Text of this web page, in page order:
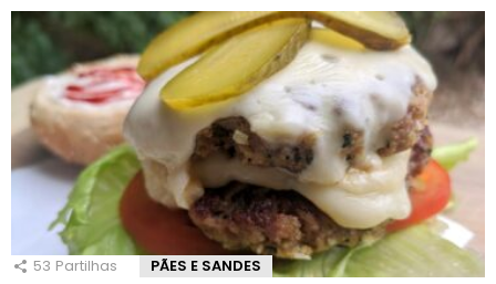
53 Partilhas PÃES E SANDES